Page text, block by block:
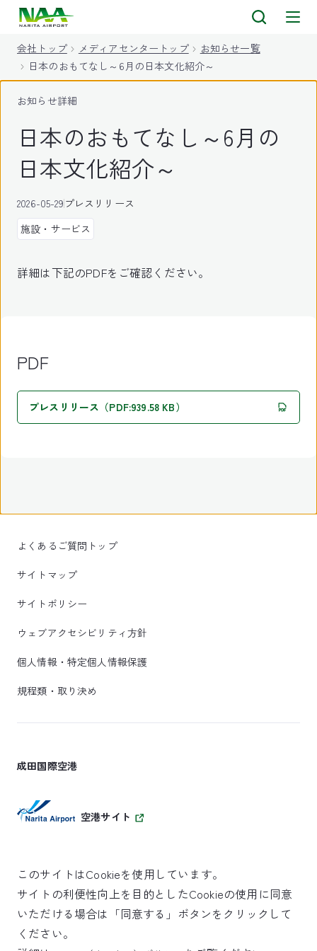
会社トップ メディアセンタートップ
お知らせ一覧
日本のおもてなし～6月の日本文化紹介～
お知らせ詳細
日本のおもてなし～6月の
日本文化紹介～
2026-05-29プレスリリース
施設・サービス
詳細は下記のPDFをご確認ください。
PDF
プレスリリース（PDF:939.58 KB）
よくあるご質問トップ
サイトマップ
サイトポリシー
ウェブアクセシビリティ方針
個人情報・特定個人情報保護
規程類・取り決め
成田国際空港
空港サイト
SKYTRAX
5スターエアポート
このサイトはCookieを使用しています。
サイトの利便性向上を目的としたCookieの使用に同意
いただける場合は「同意する」ボタンをクリックして
ください。